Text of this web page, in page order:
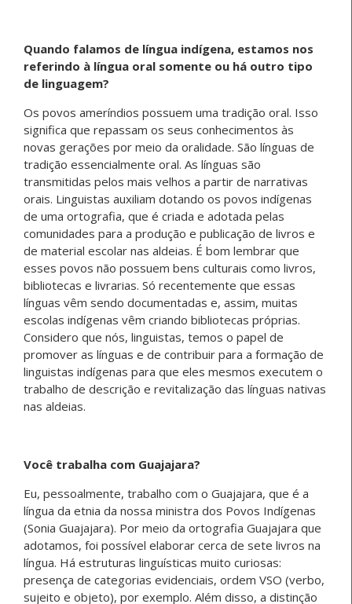
Quando falamos de língua indígena, estamos nos
referindo à língua oral somente ou há outro tipo
de linguagem?
Os povos ameríndios possuem uma tradição oral. Isso
significa que repassam os seus conhecimentos às
novas gerações por meio da oralidade. São línguas de
tradição essencialmente oral. As línguas são
transmitidas pelos mais velhos a partir de narrativas
orais. Linguistas auxiliam dotando os povos indígenas
de uma ortografia, que é criada e adotada pelas
comunidades para a produção e publicação de livros e
de material escolar nas aldeias. É bom lembrar que
esses povos não possuem bens culturais como livros,
bibliotecas e livrarias. Só recentemente que essas
línguas vêm sendo documentadas e, assim, muitas
escolas indígenas vêm criando bibliotecas próprias.
Considero que nós, linguistas, temos o papel de
promover as línguas e de contribuir para a formação de
linguistas indígenas para que eles mesmos executem o
trabalho de descrição e revitalização das línguas nativas
nas aldeias.
Você trabalha com Guajajara?
Eu, pessoalmente, trabalho com o Guajajara, que é a
língua da etnia da nossa ministra dos Povos Indígenas
(Sonia Guajajara). Por meio da ortografia Guajajara que
adotamos, foi possível elaborar cerca de sete livros na
língua. Há estruturas linguísticas muito curiosas:
presença de categorias evidenciais, ordem VSO (verbo,
sujeito e objeto), por exemplo. Além disso, a distinção